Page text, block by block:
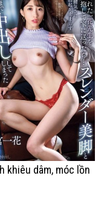
khiêu dâm, móc lồn